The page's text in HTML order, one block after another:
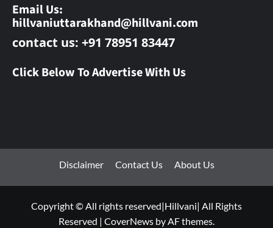
Email Us:
hillvaniuttarakhand@hillvani.com
contact us: +91 78951 83447
Click Below To Advertise With Us
Disclaimer Contact Us About Us
Copyright © All rights reserved|Hillvani| All Rights
Reserved | CoverNews by AF themes.